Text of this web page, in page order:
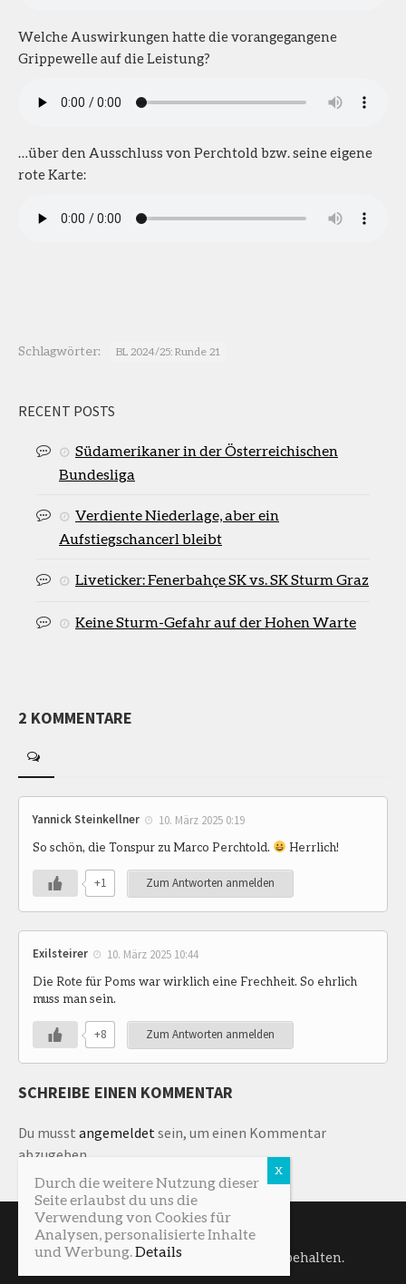
Welche Auswirkungen hatte die vorangegangene
Grippewelle auf die Leistung?
…über den Ausschluss von Perchtold bzw. seine eigene
rote Karte:
Schlagwörter: BL 2024/25: Runde 21
RECENT POSTS
Südamerikaner in der Österreichischen
Bundesliga
Verdiente Niederlage, aber ein
Aufstiegschancerl bleibt
Liveticker: Fenerbahçe SK vs. SK Sturm Graz
Keine Sturm-Gefahr auf der Hohen Warte
2 KOMMENTARE
Yannick Steinkellner 10. März 2025 0:19
So schön, die Tonspur zu Marco Perchtold. Herrlich!
+1 Zum Antworten anmelden
Exilsteirer 10. März 2025 10:44
Die Rote für Poms war wirklich eine Frechheit. So ehrlich
muss man sein.
+8 Zum Antworten anmelden
SCHREIBE EINEN KOMMENTAR
Du musst angemeldet sein, um einen Kommentar
abzugeben.
SturmNetz © 2026. Alle Rechte vorbehalten.
Durch die weitere Nutzung dieser
Seite erlaubst du uns die
Verwendung von Cookies für
Analysen, personalisierte Inhalte
und Werbung.Details